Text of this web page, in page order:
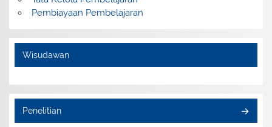
Pembiayaan Pembelajaran
Wisudawan
Penelitian